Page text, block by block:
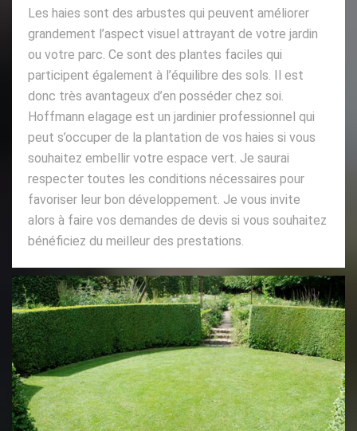
Les haies sont des arbustes qui peuvent améliorer
grandement l’aspect visuel attrayant de votre jardin
ou votre parc. Ce sont des plantes faciles qui
participent également à l’équilibre des sols. Il est
donc très avantageux d’en posséder chez soi.
Hoffmann elagage est un jardinier professionnel qui
peut s’occuper de la plantation de vos haies si vous
souhaitez embellir votre espace vert. Je saurai
respecter toutes les conditions nécessaires pour
favoriser leur bon développement. Je vous invite
alors à faire vos demandes de devis si vous souhaitez
bénéficiez du meilleur des prestations.